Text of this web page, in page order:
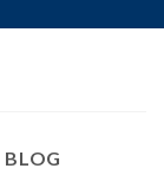
BLOG